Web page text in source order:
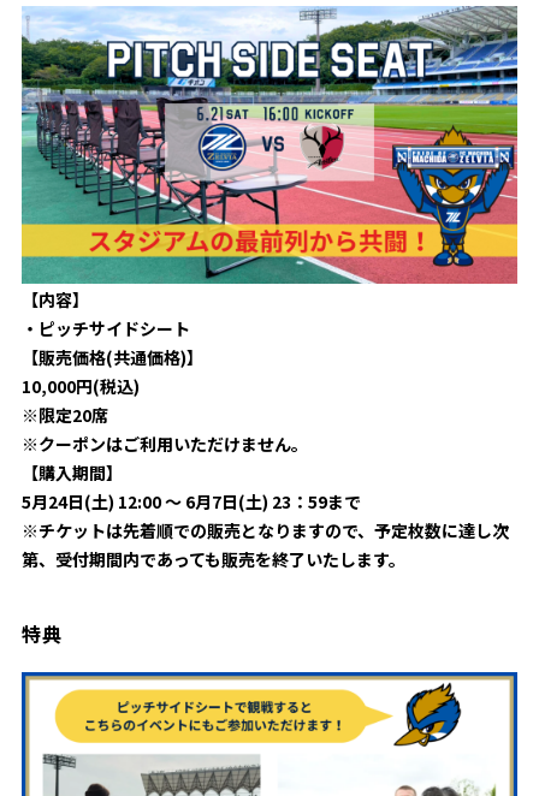
グッズ
メディア
ホームタウン活動
アカデミー
スクール
その他
チケット購入手順
チケット販売スケジュール
️スタジアムを知る
スタジアムアクセス
スタジアムマップ
観戦方法を知る
スタジアム観戦ガイド
観戦マナー＆ルール
ビジターサポーターの皆様へ
車イスでの観戦
試合運営管理規程
ＦＣ町田ゼルビアについて
選手・スタッフ紹介
ファンになるトップ
ファンクラブ
クラブゼルビスタへの入会
シーズンシート
ＦＣ町田ゼルビアをサポート
トレーニングの見学・ファンサービス
ボランティア
ＦＣ町田ゼルビアカレンダー
三輪緑山ベースを利用
三輪緑山ベースご利用案内
グッズを買う
グッズを買うトップ
オンラインストア
ユニフォーム
ホームタウン
ホームタウントップ
ゼルビアアシスト募集
ゼルビアアシスト協賛企業一覧
ゼルナビ
ゼル塾
ＦＣ町田ゼルビアスポーツクラブ
ＦＣ町田ゼルビアアカデミー
パートナー
パートナートップ
パートナー企業一覧
お問い合わせ利用規約肖像権・ロゴについて
【内容】
・ピッチサイドシート
【販売価格(共通価格)】
10,000円(税込)
※限定20席
※クーポンはご利用いただけません。
【購入期間】
5月24日(土) 12:00 ～ 6月7日(土) 23：59まで
※チケットは先着順での販売となりますので、予定枚数に達し次
第、受付期間内であっても販売を終了いたします。
特典